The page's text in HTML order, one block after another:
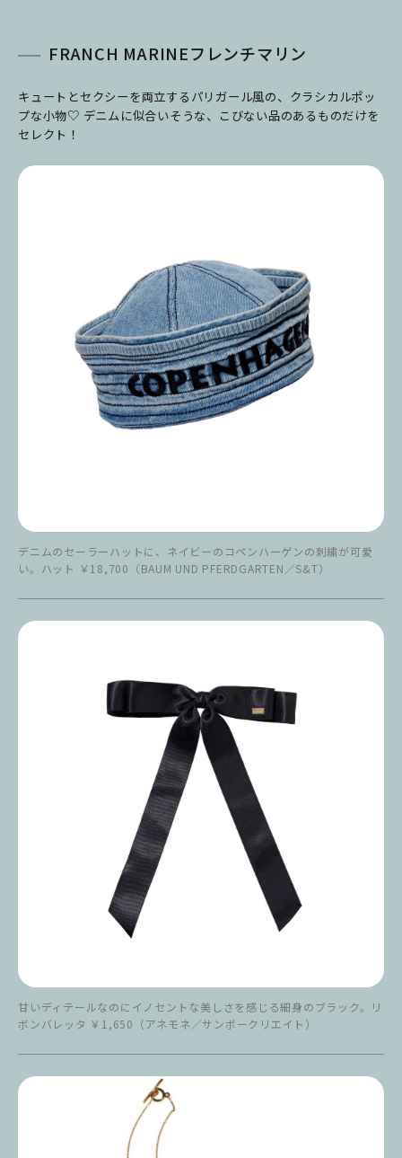
FRANCH MARINEフレンチマリン
キュートとセクシーを両立するパリガール風の、クラシカルポッ
プな小物♡ デニムに似合いそうな、こびない品のあるものだけを
セレクト！
デニムのセーラーハットに、ネイビーのコペンハーゲンの刺繍が可愛
い。ハット ￥18,700（BAUM UND PFERDGARTEN／S&T）
甘いディテールなのにイノセントな美しさを感じる細身のブラック。リ
ボンバレッタ ￥1,650（アネモネ／サンポークリエイト）